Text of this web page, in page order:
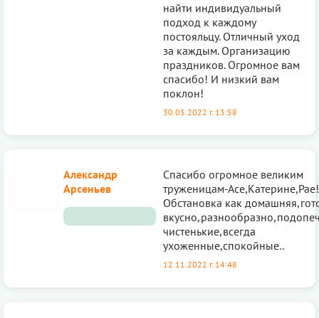
найти индивидуальный
подход к каждому
постояльцу. Отличный уход
за каждым. Организацию
праздников. Огромное вам
спасибо! И низкий вам
поклон!
30.05.2022 г. 13:58
Александр
Арсеньев
Спасибо огромное великим
труженицам-Асе,Катерине,Рае!
Обстановка как
чистенькие,всегда
ухоженные,спокойные..
12.11.2022 г. 14:48